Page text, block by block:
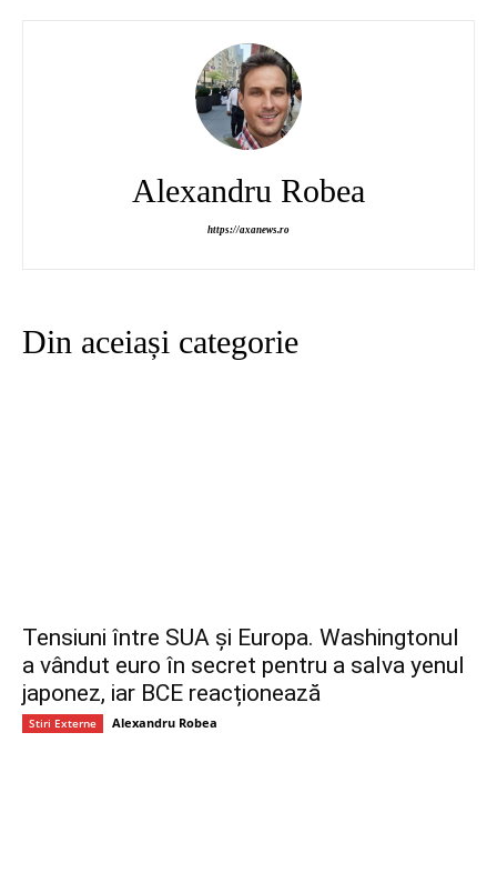
Alexandru Robea
https://axanews.ro
Din aceiași categorie
Tensiuni între SUA și Europa. Washingtonul
a vândut euro în secret pentru a salva yenul
japonez, iar BCE reacționează
Stiri Externe Alexandru Robea